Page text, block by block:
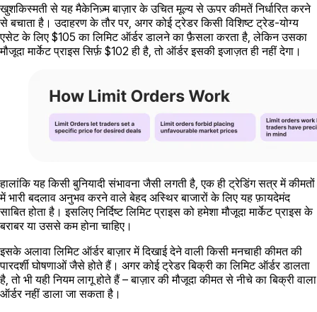
खुशकिस्मती से यह मैकेनिज़्म बाज़ार के उचित मूल्य से ऊपर कीमतें निर्धारित करने
से बचाता है। उदाहरण के तौर पर, अगर कोई ट्रेडर किसी विशिष्ट ट्रेड-योग्य
एसेट के लिए $105 का लिमिट ऑर्डर डालने का फ़ैसला करता है, लेकिन उसका
मौजूदा मार्केट प्राइस सिर्फ़ $102 ही है, तो ऑर्डर इसकी इजाज़त ही नहीं देगा।
हालांकि यह किसी बुनियादी संभावना जैसी लगती है, एक ही ट्रेडिंग सत्र में कीमतों
में भारी बदलाव अनुभव करने वाले बेहद अस्थिर बाजारों के लिए यह फ़ायदेमंद
साबित होता है। इसलिए निर्दिष्ट लिमिट प्राइस को हमेशा मौजूदा मार्केट प्राइस के
बराबर या उससे कम होना चाहिए।
इसके अलावा लिमिट ऑर्डर बाज़ार में दिखाई देने वाली किसी मनचाही कीमत की
पारदर्शी घोषणाओं जैसे होते हैं। अगर कोई ट्रेडर बिक्री का लिमिट ऑर्डर डालता
है, तो भी यही नियम लागू होते हैं – बाज़ार की मौजूदा कीमत से नीचे का बिक्री वाला
ऑर्डर नहीं डाला जा सकता है।